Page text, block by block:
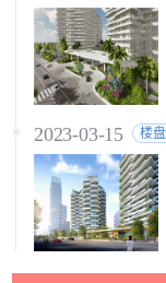
2023-03-15 楼